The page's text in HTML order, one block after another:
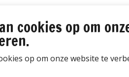
cookies op om
op om onze website te